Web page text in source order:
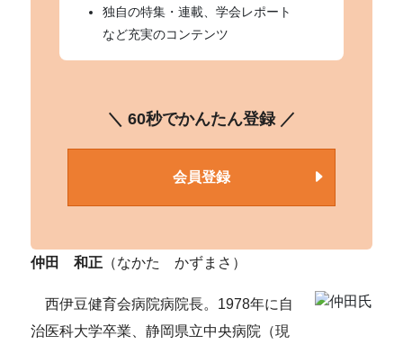
独自の特集・連載、学会レポート
など充実のコンテンツ
＼ 60秒でかんたん登録 ／
会員登録
仲田 和正 （なかた かずまさ）
西伊豆健育会病院病院長。1978年に自
治医科大学卒業、静岡県立中央病院（現